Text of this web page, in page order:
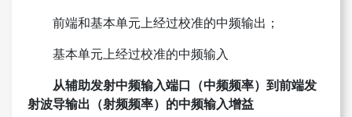
前端和基本单元上经过校准的中频输出；
基本单元上经过校准的中频输入
从辅助发射中频输入端口（中频频率）到前端发
射波导输出（射频频率）的中频输入增益